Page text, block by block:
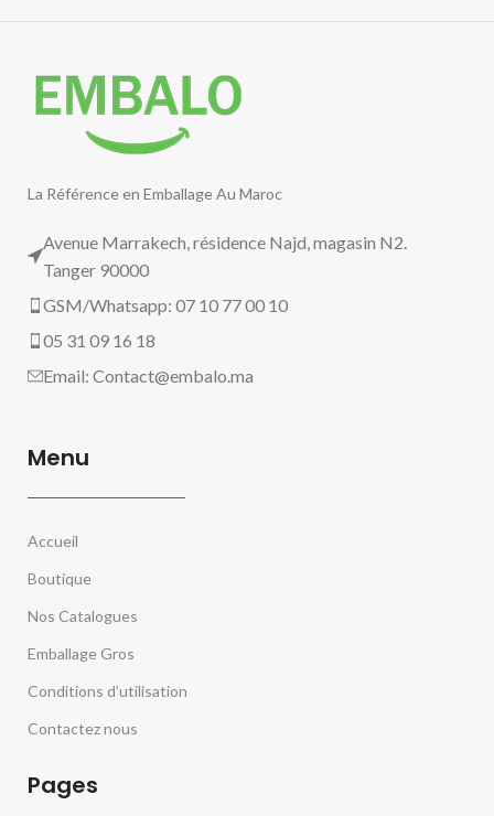
La Référence en Emballage Au Maroc
Avenue Marrakech, résidence Najd, magasin N2.
Tanger 90000
GSM/Whatsapp: 07 10 77 00 10
05 31 09 16 18
Email:Contact@embalo.ma
Menu
Accueil
Boutique
Nos Catalogues
Emballage Gros
Conditions d’utilisation
Contactez nous
Pages